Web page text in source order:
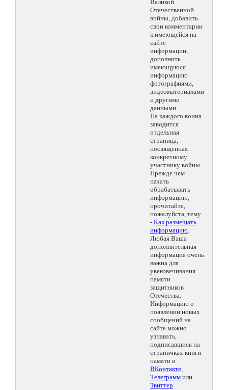
Великой
Отечественной
войны, добавить
свои комментарии
к имеющейся на
сайте
информации,
дополнить
имеющуюся
информацию
фотографиями,
видеоматериалами
и другими
данными.
На каждого воина
заводится
отдельная
страница,
посвященная
конкретному
участнику войны.
Прежде чем
начать
обрабатывать
информацию,
прочитайте,
пожалуйста, тему
- Как размещать
информацию.
Любая Ваша
дополнительная
информация очень
важна для
увековечивания
памяти
защитников
Отечества.
Информацию о
появлении новых
сообщений на
сайте можно
узнавать,
подписавшись на
страничках книги
памяти в
ВКонтакте,
Телеграмм или
Твиттер.